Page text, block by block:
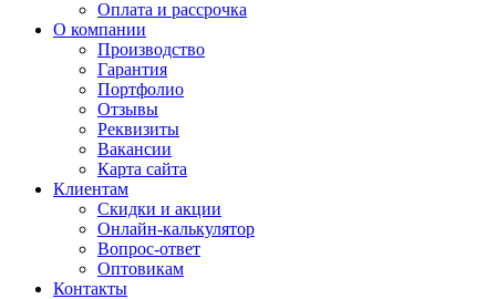
Оплата и рассрочка
О компании
Производство
Гарантия
Портфолио
Отзывы
Реквизиты
Вакансии
Карта сайта
Клиентам
Скидки и акции
Онлайн-калькулятор
Вопрос-ответ
Оптовикам
Контакты